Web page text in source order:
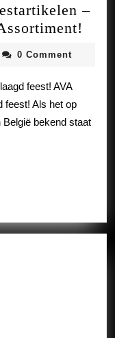
–
0 Comment
feest! AVA
feest! Als het op
bekend staat